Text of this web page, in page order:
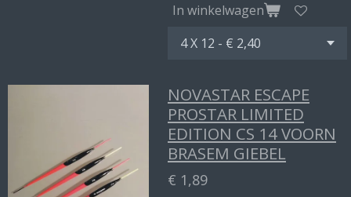
In winkelwagen
NOVASTAR ESCAPE
PROSTAR LIMITED
EDITION CS 14 VOORN
BRASEM GIEBEL
€ 1,89